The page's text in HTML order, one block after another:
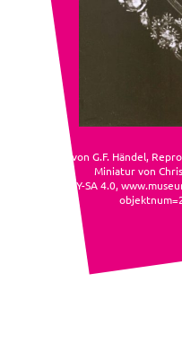
Porträt von G.F. Händel,
Miniatur von
CC BY-SA 4.0,